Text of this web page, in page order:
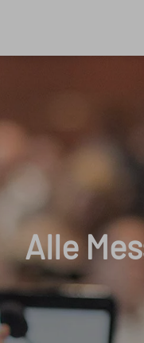
Alle